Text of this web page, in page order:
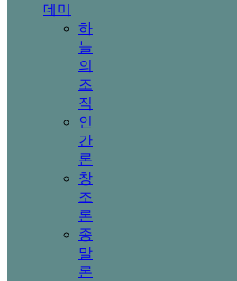
데미
하
늘
의
조
직
인
간
론
창
조
론
종
말
론